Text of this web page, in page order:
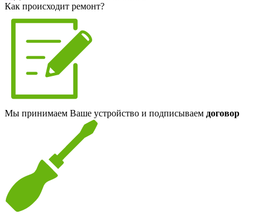
Как происходит ремонт?
Мы принимаем Ваше устройство и подписываем договор